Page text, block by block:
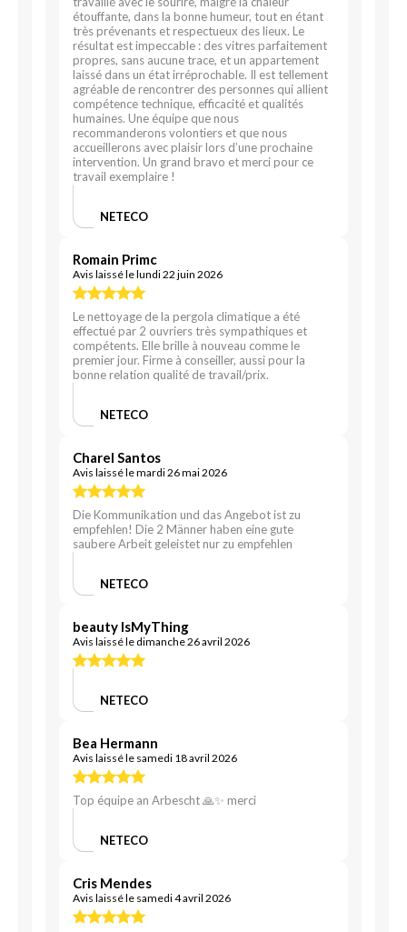
étouffante, dans la bonne humeur, tout en étant
très prévenants et respectueux des lieux. Le
résultat est impeccable : des vitres parfaitement
propres, sans aucune trace, et un appartement
laissé dans un état irréprochable. Il est tellement
agréable de rencontrer des personnes qui allient
compétence technique, efficacité et qualités
humaines. Une équipe que nous
recommanderons volontiers et que nous
accueillerons avec plaisir lors d’une prochaine
intervention. Un grand bravo et merci pour ce
travail exemplaire !
NETECO
Romain Primc
Avis laissé le lundi 22 juin 2026
Le nettoyage de la pergola climatique a été
effectué par 2 ouvriers très sympathiques et
compétents. Elle brille à nouveau comme le
premier jour. Firme à conseiller, aussi pour la
bonne relation qualité de travail/prix.
NETECO
Charel Santos
Avis laissé le mardi 26 mai 2026
Die Kommunikation und das Angebot ist zu
empfehlen! Die 2 Männer haben eine gute
saubere Arbeit geleistet nur zu empfehlen
NETECO
beauty IsMyThing
Avis laissé le dimanche 26 avril 2026
NETECO
Bea Hermann
Avis laissé le samedi 18 avril 2026
Top équipe an Arbescht 🙏✨ merci
NETECO
Cris Mendes
Avis laissé le samedi 4 avril 2026